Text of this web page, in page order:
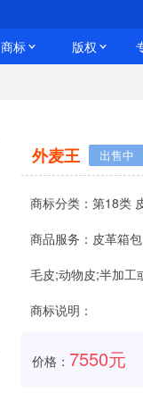
商标 版权
外麦王 出售中
商标分类： 第18类
商品服务： 皮革箱
毛皮;动物皮;半加工
商标说明：
价格： 7550元